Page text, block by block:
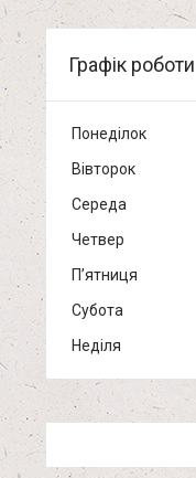
Графік роботи
Понеділок
Вівторок
Середа
Четвер
Пʼятниця
Субота
Неділя